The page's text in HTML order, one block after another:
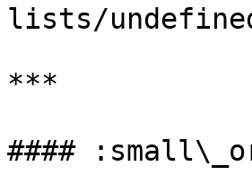
lists/
***
####